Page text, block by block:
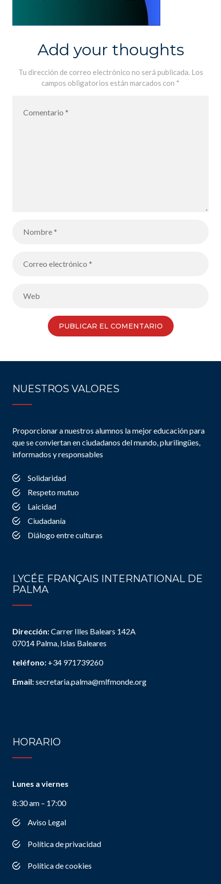
Add your thoughts
Tu dirección de correo electrónico no será publicada. Los
campos obligatorios están marcados con *
NUESTROS VALORES
Proporcionar a nuestros alumnos la mejor educación para
que se conviertan en ciudadanos del mundo, plurilingües,
informados y responsables
Solidaridad
Respeto mutuo
Laicidad
Ciudadanía
Diálogo entre culturas
LYCÉE FRANÇAIS INTERNATIONAL DE
PALMA
Dirección:Carrer Illes Balears 142A
07014 Palma, Islas Baleares
teléfono: +34 971739260
Email:secretaria.palma@mlfmonde.org
HORARIO
Lunes a viernes
8:30 am – 17:00
Aviso Legal
Política de privacidad
Política de cookies